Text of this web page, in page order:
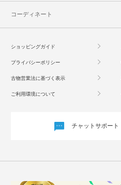
コーディネート
ショッピングガイド
プライバシーポリシー
古物営業法に基づく表示
ご利用環境について
チャットサポート